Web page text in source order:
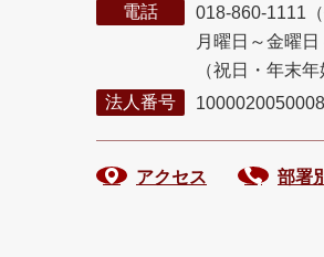
電話
018-860-1111（
月曜日～金曜
（祝日・年末年
法人番号
1000020050008
アクセス 部署